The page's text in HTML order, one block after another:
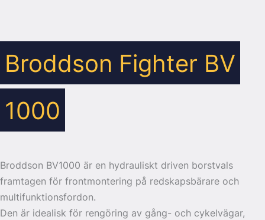
Broddson Fighter BV
1000
Broddson BV1000 är en hydrauliskt driven borstvals
framtagen för frontmontering på redskapsbärare och
multifunktionsfordon.
Den är idealisk för rengöring av gång- och cykelvägar,